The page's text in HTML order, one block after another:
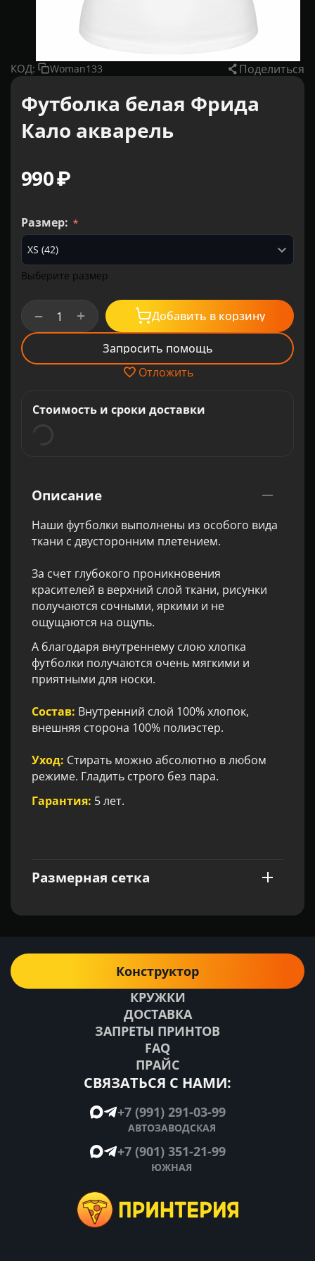
КОД: Woman133 Поделиться
Футболка белая Фрида
Кало акварель
‍990‍₽
Размер:
Выберите размер
+
− Добавить в корзину
Запросить помощь
Отложить
Стоимость и сроки доставки
Описание
Наши футболки выполнены из особого вида
ткани с двусторонним плетением.
За счет глубокого проникновения
красителей в верхний слой ткани, рисунки
получаются сочными, яркими и не
ощущаются на ощупь.
А благодаря внутреннему слою хлопка
футболки получаются очень мягкими и
приятными для носки.
Состав: Внутренний слой 100% хлопок,
внешняя сторона 100% полиэстер.
Уход: Стирать можно абсолютно в любом
режиме. Гладить строго без пара.
Гарантия: 5 лет.
Размерная сетка
СВЯЗАТЬСЯ С НАМИ:
+7 (991) 291-03-99
АВТОЗАВОДСКАЯ
+7 (901) 351-21-99
ЮЖНАЯ
КРУЖКИ
ДОСТАВКА
ЗАПРЕТЫ ПРИНТОВ
FAQ
ПРАЙС
Конструктор